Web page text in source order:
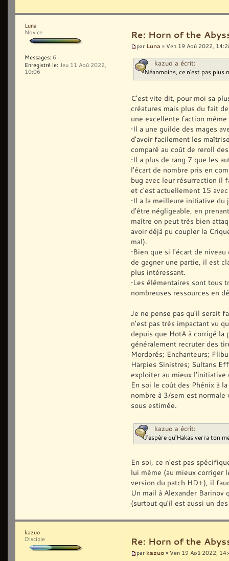
Re: Horn of the
par Luna » Ven 19 Aoû 2022,
kazuo a écrit:
Néanmoins, ce n'est pas plus
C'est vite dit, pour moi sa
créatures mais plus du fait
une excellente faction même
•Il a une guilde des mages
d'avoir facilement les
comparé au coût de reroll
•Il a plus de rang 7 que les
l'écart de nombre pris en
bug avec leur résurrection il
et c'est actuellement 15
•Il a la meilleure initiative
d'être négligeable, en
maître on peut très bien
avoir déjà pu coupler la
mal).
•Bien que si l'écart de
de gagner une partie, il est
plus intéressant.
•Les élémentaires sont tous
nombreuses ressources en
Je ne pense pas qu'il serait
n'est pas très impactant vu
depuis que HotA à corrigé la
généralement recruter des
Mordorés; Enchanteurs;
Harpies Sinistres; Sultans
exploiter au mieux l'initiative
En soi le coût des Phénix à
nombre à 3/sem est
sous estimée.
kazuo a écrit:
J'espère qu'Hakas verra ton
En soi, ce n'est pas
lui même (au mieux corriger
version du patch HD+), il
Un mail à Alexander
(surtout qu'il est aussi un
Luna
Novice
Messages: 6
Enregistré le: Jeu 11 Aoû 2022,
10:06
Re: Horn of the
par kazuo » Ven 19 Aoû 2022,
kazuo
Disciple